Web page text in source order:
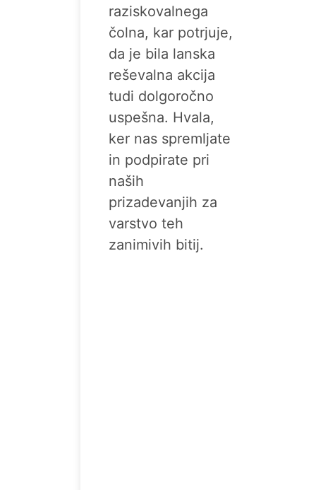
raziskovalnega
čolna, kar potrjuje,
da je bila lanska
reševalna akcija
tudi dolgoročno
uspešna. Hvala,
ker nas spremljate
in podpirate pri
naših
prizadevanjih za
varstvo teh
zanimivih bitij.